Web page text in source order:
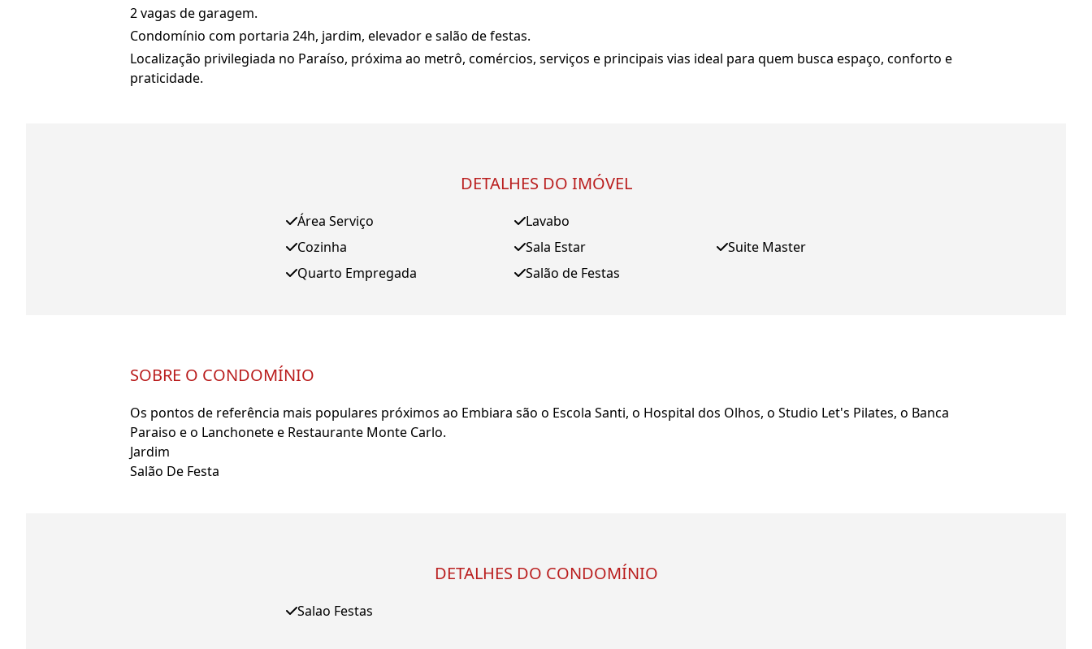
2 vagas de garagem.
Condomínio com portaria 24h, jardim, elevador e salão de festas.
Localização privilegiada no Paraíso, próxima ao metrô, comércios, serviços e principais vias ideal para quem busca espaço, conforto e
praticidade.
DETALHES DO IMÓVEL
Área Serviço
Cozinha
Quarto Empregada
Lavabo
Sala Estar
Salão de Festas
Suite Master
SOBRE O CONDOMÍNIO
Os pontos de referência mais populares próximos ao Embiara são o Escola Santi, o Hospital dos Olhos, o Studio Let's Pilates, o Banca
Paraiso e o Lanchonete e Restaurante Monte Carlo.
Jardim
Salão De Festa
DETALHES DO CONDOMÍNIO
Salao Festas